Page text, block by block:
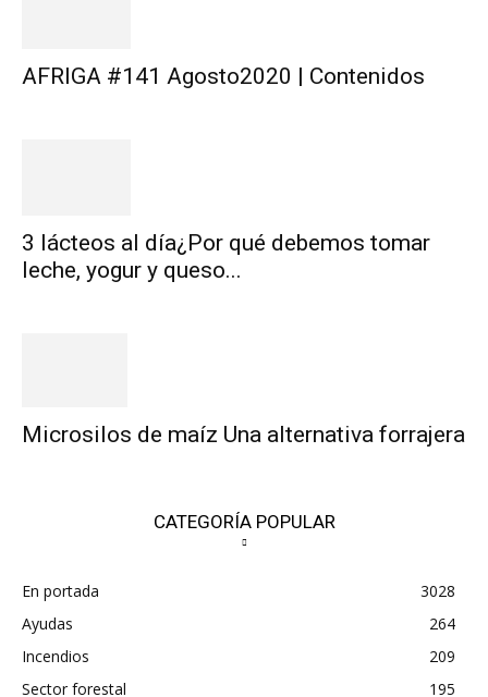
AFRIGA #141 Agosto2020 | Contenidos
3 lácteos al día¿Por qué debemos tomar
leche, yogur y queso...
Microsilos de maíz Una alternativa forrajera
CATEGORÍA POPULAR
En portada
3028
Ayudas
264
Incendios
209
Sector forestal
195